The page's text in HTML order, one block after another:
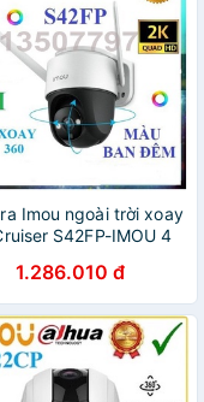
Imou ngoài trời xoay
S42FP-IMOU 4
1.286.010 đ